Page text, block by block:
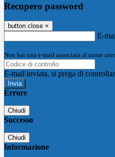
Recupero password
button close ×
E-
Non hai una e-mail associata al nome
E-mail inviata, si prega di
Errore
Chiudi
Successo
Chiudi
Informazione